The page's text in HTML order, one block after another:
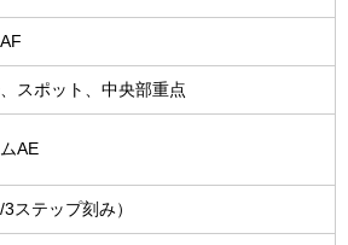
スポット、中央部重点
AE
ステップ刻み）